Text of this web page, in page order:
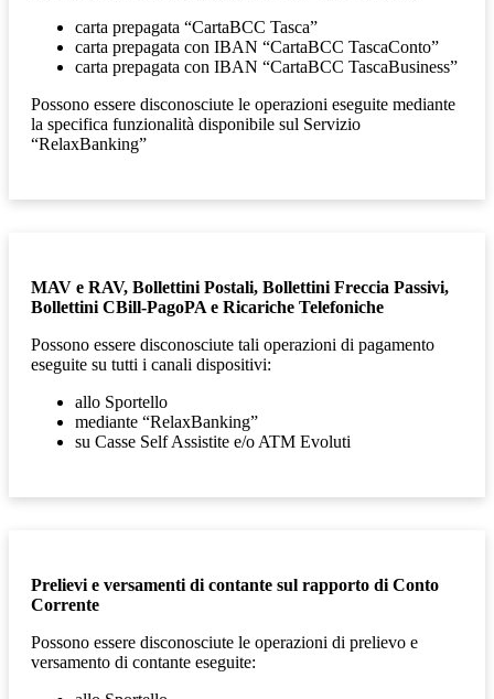
carta prepagata “CartaBCC Tasca”
carta prepagata con IBAN “CartaBCC TascaConto”
carta prepagata con IBAN “CartaBCC TascaBusiness”
Possono essere disconosciute le operazioni eseguite mediante
la specifica funzionalità disponibile sul Servizio
“RelaxBanking”
MAV e RAV, Bollettini Postali, Bollettini Freccia Passivi,
Bollettini CBill-PagoPA e Ricariche Telefoniche
Possono essere disconosciute tali operazioni di pagamento
eseguite su tutti i canali dispositivi:
allo Sportello
mediante “RelaxBanking”
su Casse Self Assistite e/o ATM Evoluti
Prelievi e versamenti di contante sul rapporto di Conto
Corrente
Possono essere disconosciute le operazioni di prelievo e
versamento di contante eseguite: